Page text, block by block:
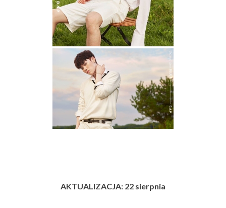
AKTUALIZACJA: 22 sierpnia